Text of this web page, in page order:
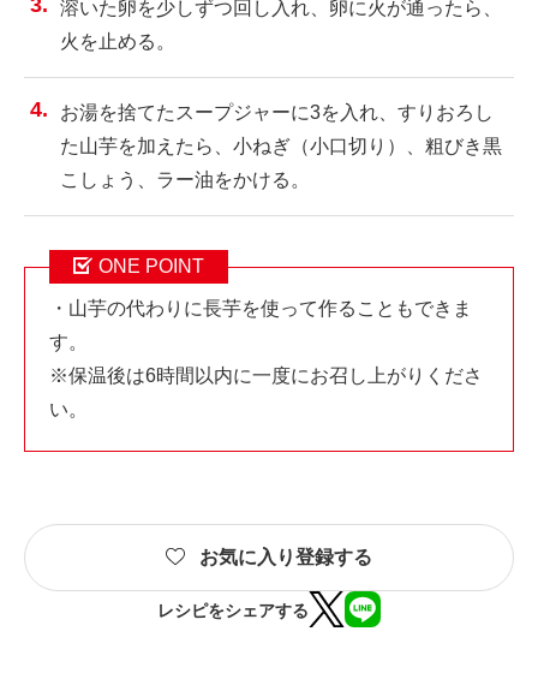
溶いた卵を少しずつ回し入れ、卵に火が通ったら、
火を止める。
お湯を捨てたスープジャーに3を入れ、すりおろし
た山芋を加えたら、小ねぎ（小口切り）、粗びき黒
こしょう、ラー油をかける。
ONE POINT
・山芋の代わりに長芋を使って作ることもできま
す。
※保温後は6時間以内に一度にお召し上がりくださ
い。
お気に入り登録する
レシピをシェアする